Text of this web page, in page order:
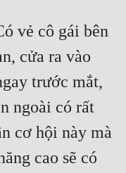
vẻ cô gái bên
cửa ra vào
trước mắt,
ngoài có rất
cơ hội này mà
cao sẽ có